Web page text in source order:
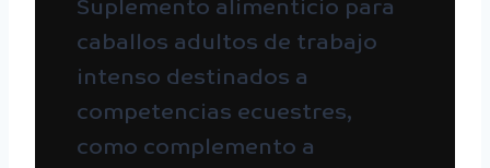
Suplemento alimenticio para
caballos adultos de trabajo
intenso destinados a
competencias ecuestres,
como complemento a